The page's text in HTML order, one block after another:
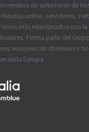
de soluciones de
tiendas online, servidores,
más relacionados con
Forma parte del
europeos en dominios y
toda Europa.